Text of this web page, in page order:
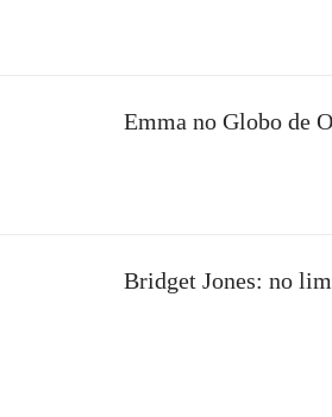
Emma no Globo de
Bridget Jones: no